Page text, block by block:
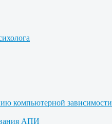
компьютерной зависимости
АПИ